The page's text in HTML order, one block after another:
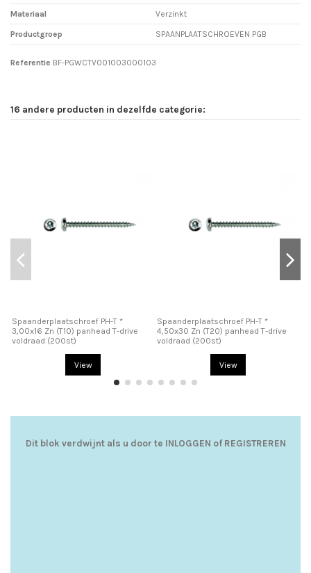
Materiaal Verzinkt
Productgroep SPAANPLAATSCHROEVEN PGB
Referentie BF-PGWCTV001003000103
16 andere producten in dezelfde categorie:
Spaanderplaatschroef PH-T *
3,00x16 Zn (T10) panhead T-drive
voldraad (200st)
View
Spaanderplaatschroef PH-T *
4,50x30 Zn (T20) panhead T-drive
voldraad (200st)
View
Dit blok verdwijnt als u door te INLOGGEN of REGISTREREN